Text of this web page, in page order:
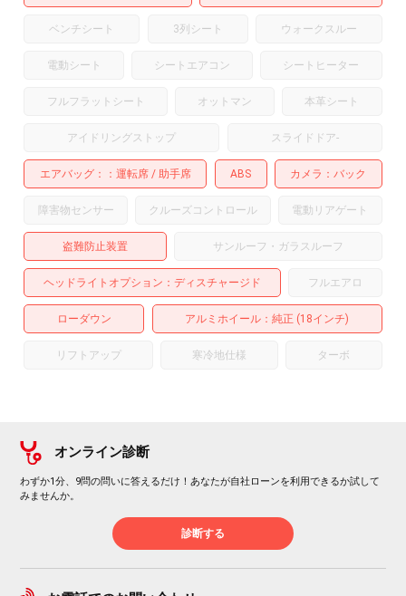
ベンチシート 3列シート ウォークスルー
電動シート シートエアコン シートヒーター
フルフラットシート オットマン 本革シート
アイドリングストップ スライドドア-
エアバッグ： 運転席 助手席 ABS カメラ バック
障害物センサー クルーズコントロール 電動リアゲート
盗難防止装置 サンルーフ・ガラスルーフ
ヘッドライトオプション ディスチャージド フルエアロ
ローダウン アルミホイール ：純正 (18インチ)
リフトアップ 寒冷地仕様 ターボ
オンライン診断
わずか1分、9問の問いに答えるだけ！あなたが自社ローンを利用できるか試して
みませんか。
診断する